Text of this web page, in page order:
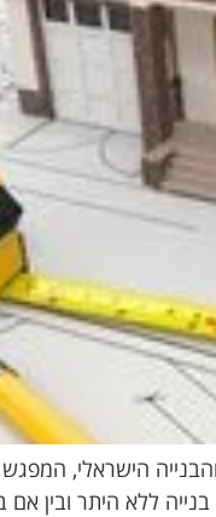
הישראלי,
ללא היתר ובין אם